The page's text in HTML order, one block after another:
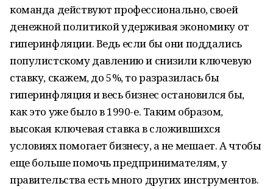
команда действуют профессионально, своей
денежной политикой удерживая экономику от
гиперинфляции. Ведь если бы они поддались
популистскому давлению и снизили ключевую
ставку, скажем, до 5%, то разразилась бы
гиперинфляция и весь бизнес остановился бы,
как это уже было в 1990-е. Таким образом,
высокая ключевая ставка в сложившихся
условиях помогает бизнесу, а не мешает. А чтобы
еще больше помочь предпринимателям, у
правительства есть много других инструментов.